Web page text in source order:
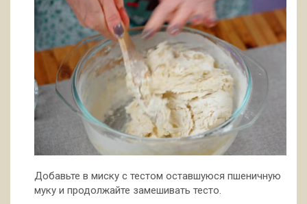
Добавьте в миску с тестом оставшуюся пшеничную
муку и продолжайте замешивать тесто.